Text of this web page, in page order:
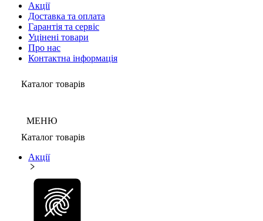
Акції
Доставка та оплата
Гарантія та сервіс
Уцінені товари
Про нас
Контактна інформація
Каталог товарів
МЕНЮ
Каталог товарів
Акції